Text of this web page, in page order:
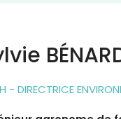
- DIRECTRICE